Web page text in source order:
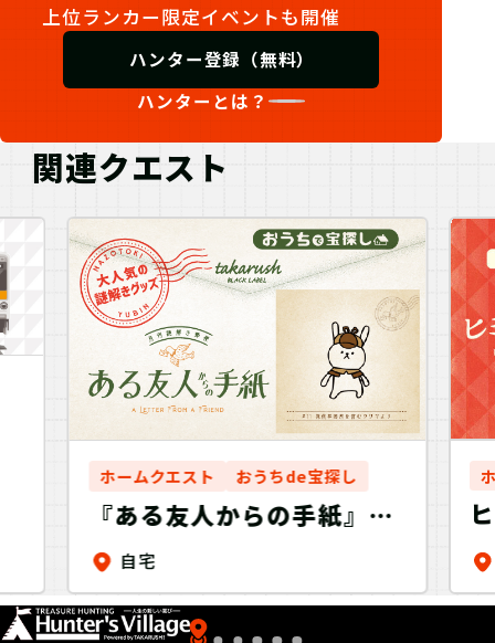
上位ランカー限定イベントも開催
ハンター登録（無料）
ハンターとは？
関連クエスト
ホームクエスト おうちde宝探し
『ある友人からの手紙』
#11 探偵事務所を営むウサ
ギより 月刊謎解き郵便
自宅